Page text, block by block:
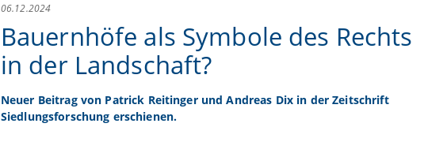
06.12.2024
Bauernhöfe als Symbole des Rechts
in der Landschaft?
Neuer Beitrag von Patrick Reitinger und Andreas Dix in der Zeitschrift
Siedlungsforschung erschienen.